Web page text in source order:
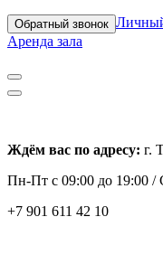
Обратный звонок
Аренда зала
Ждём вас по адресу: г.
Пн-Пт с 09:00 до 19:00 /
+7 901 611 42 10